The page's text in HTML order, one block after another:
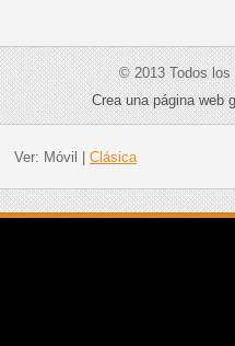
© 2013 Todos los
Crea una página web
Ver: Móvil Clásica